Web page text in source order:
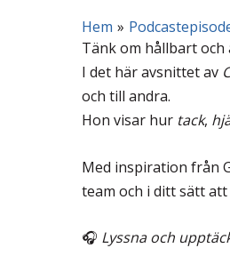
Hem
Tänk om hållbart
I det här avsnittet av
och till andra.
Hon visar hur tack,
Med inspiration från
team och i ditt sätt att
🎧 Lyssna och